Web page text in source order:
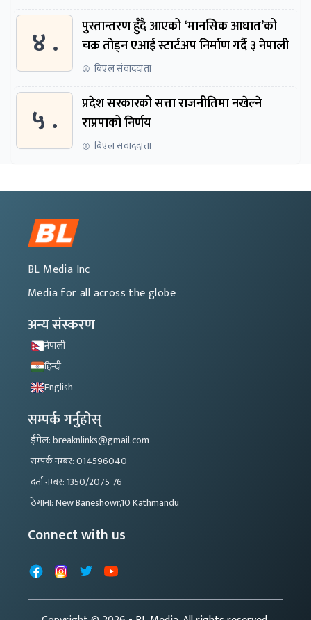
४ .
पुस्तान्तरण हुँदै आएको ‘मानसिक आघात’को
चक्र तोड्न एआई स्टार्टअप निर्माण गर्दै ३ नेपाली
बिएल संवाददाता
५ .
प्रदेश सरकारको सत्ता राजनीतिमा नखेल्ने
राप्रपाको निर्णय
बिएल संवाददाता
BL Media Inc
Media for all across the globe
अन्य संस्करण
नेपाली
हिन्दी
English
सम्पर्क गर्नुहोस्
ईमेल: breaknlinks@gmail.com
सम्पर्क नम्बर: 014596040
दर्ता नम्बर: 1350/2075-76
ठेगाना: New Baneshowr,10 Kathmandu
Connect with us
FacebookInstagram
X YouTube